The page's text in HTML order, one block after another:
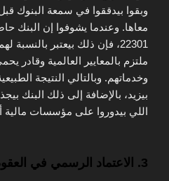
وبقوا بيدققوا في سمعة البنوك
معاها. وعندما يشوفوا إن البنك
22301،
فإن ذلك بيعتبر بالنسبة
ملتزم بالمعايير العالمية وقادر
وخدماتهم. وبالتالي النتيجة
بيزيد، بالإضافة إلى ذلك البنك
اللي بيدوروا على مؤسسات مالية
3. الاعتماد الرسمي في العقود